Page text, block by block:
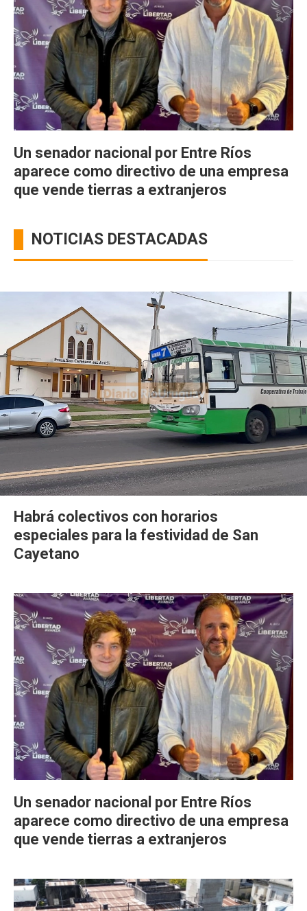
Un senador nacional por Entre Ríos
aparece como directivo de una empresa
que vende tierras a extranjeros
NOTICIAS DESTACADAS
Habrá colectivos con horarios
especiales para la festividad de San
Cayetano
Un senador nacional por Entre Ríos
aparece como directivo de una empresa
que vende tierras a extranjeros